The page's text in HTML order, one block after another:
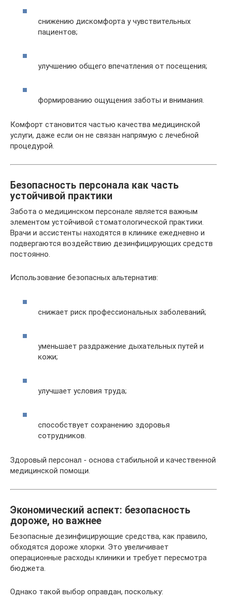
снижению дискомфорта у чувствительных
пациентов;
улучшению общего впечатления от посещения;
формированию ощущения заботы и внимания.
Комфорт становится частью качества медицинской
услуги, даже если он не связан напрямую с лечебной
процедурой.
Безопасность персонала как часть
устойчивой практики
Забота о медицинском персонале является важным
элементом устойчивой стоматологической практики.
Врачи и ассистенты находятся в клинике ежедневно и
подвергаются воздействию дезинфицирующих средств
постоянно.
Использование безопасных альтернатив:
снижает риск профессиональных заболеваний;
уменьшает раздражение дыхательных путей и
кожи;
улучшает условия труда;
способствует сохранению здоровья
сотрудников.
Здоровый персонал - основа стабильной и качественной
медицинской помощи.
Экономический аспект: безопасность
дороже, но важнее
Безопасные дезинфицирующие средства, как правило,
обходятся дороже хлорки. Это увеличивает
операционные расходы клиники и требует пересмотра
бюджета.
Однако такой выбор оправдан, поскольку: